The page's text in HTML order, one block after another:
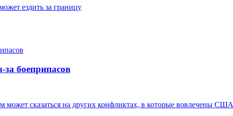
ездить за границу
за боеприпасов
может сказаться на других конфликтах, в которые вовлечены США